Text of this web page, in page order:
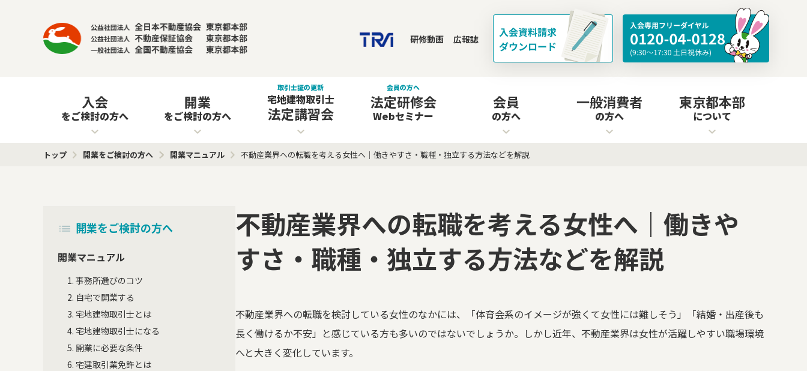
研修動画 広報誌
入会
をご検討の方へ
開業
をご検討の方へ
取引士証の更新
宅地建物取引士
法定講習会
会員の方へ
法定研修会
Webセミナー
会員
の方へ
一般消費者
の方へ
東京都本部
について
トップ 開業をご検討の方へ 開業マニュアル 不動産業界への転職を考える女性へ｜働きやすさ・職種・独立する方法などを解説
不動産業界への転職を考える女性へ｜働きや
すさ・職種・独立する方法などを解説
不動産業界への転職を検討している女性のなかには、「体育会系のイメージが強くて女性には難しそう」「結婚・出産後も
長く働けるか不安」と感じている方も多いのではないでしょうか。しかし近年、不動産業界は女性が活躍しやすい職場環境
へと大きく変化しています。
開業をご検討の方へ
開業マニュアル
1. 事務所選びのコツ
2. 自宅で開業する
3. 宅地建物取引士とは
4. 宅地建物取引士になる
5. 開業に必要な条件
6. 宅建取引業免許とは